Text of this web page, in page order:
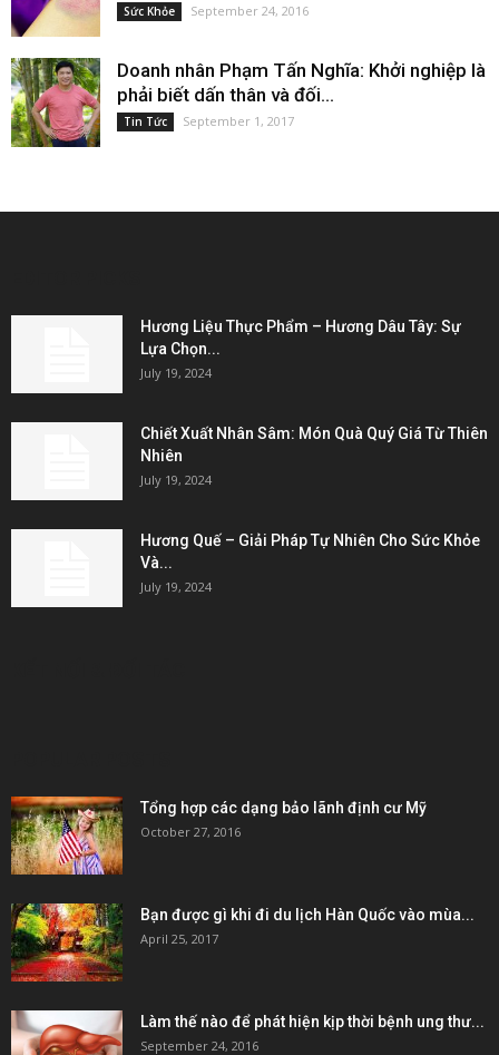
Sức Khỏe September 24, 2016
Doanh nhân Phạm Tấn Nghĩa: Khởi nghiệp là
phải biết dấn thân và đối...
Tin Tức September 1, 2017
Hương Liệu Thực Phẩm – Hương Dâu Tây: Sự
Lựa Chọn...
July 19, 2024
Chiết Xuất Nhân Sâm: Món Quà Quý Giá Từ Thiên
Nhiên
July 19, 2024
Hương Quế – Giải Pháp Tự Nhiên Cho Sức Khỏe
Và...
July 19, 2024
Tổng hợp các dạng bảo lãnh định cư Mỹ
October 27, 2016
Bạn được gì khi đi du lịch Hàn Quốc vào mùa...
April 25, 2017
Làm thế nào để phát hiện kịp thời bệnh ung thư...
September 24, 2016